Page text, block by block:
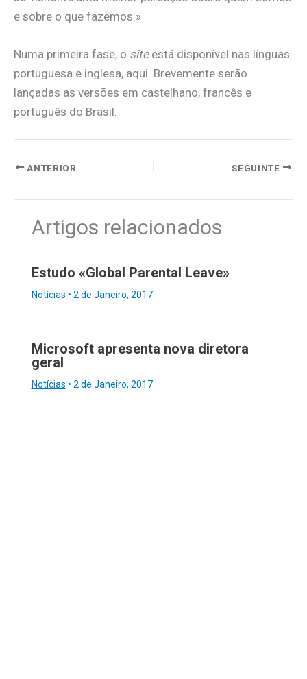
e sobre o que fazemos.»
Numa primeira fase, o siteestá disponível nas línguas
portuguesa e inglesa, aqui. Brevemente serão
lançadas as versões em castelhano, francês e
português do Brasil.
ANTERIOR SEGUINTE
Artigos relacionados
Estudo «Global Parental Leave»
Notícias • 2 de Janeiro, 2017
Microsoft apresenta nova diretora
geral
Notícias • 2 de Janeiro, 2017